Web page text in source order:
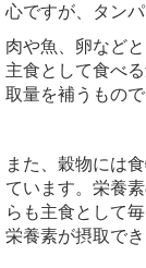
心ですが、タン
肉や魚、卵など
主食として食べ
取量を補うもので
また、穀物には
ています。栄養
らも主食として
栄養素が摂取で